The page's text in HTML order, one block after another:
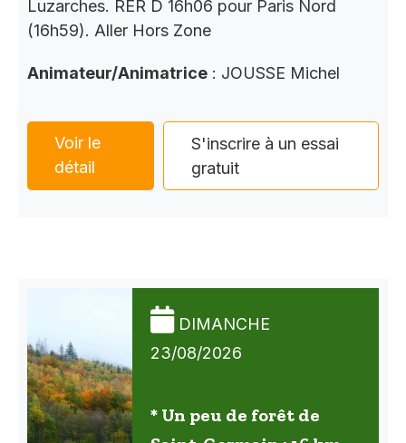
Luzarches. RER D 16h06 pour Paris Nord
(16h59). Aller Hors Zone
Animateur/Animatrice : JOUSSE Michel
Voir le
détail
S'inscrire à un essai
gratuit
DIMANCHE
23/08/2026
* Un peu de forêt de